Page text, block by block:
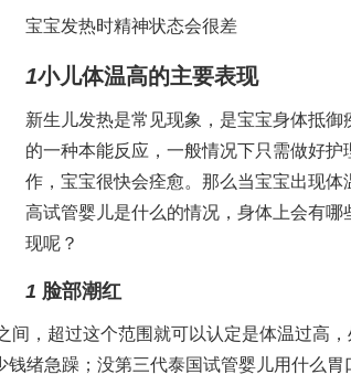
宝宝发热时精神状态会很差
1小儿体温高的主要表现
新生儿发热是常见现象，是宝宝身体抵御
的一种本能反应，一般情况下只需做好护
作，宝宝很快会痊愈。那么当宝宝出现体
高试管婴儿是什么的情况，身体上会有哪
现呢？
1 脸部潮红
间，超过这个范围就可以认定是体温过高
钱绪急躁；没第三代泰国试管婴儿用什么胃